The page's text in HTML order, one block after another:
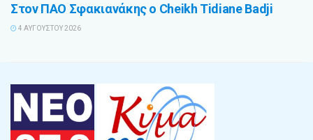
Στον ΠΑΟ Σφακιανάκης ο Cheikh Tidiane Badji
4 ΑΥΓΟΎΣΤΟΥ 2026